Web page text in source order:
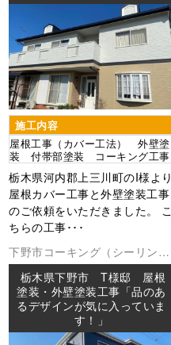
施工内容
屋根工事（カバー工法） 外壁塗
装 付帯部塗装 コーキング工事
栃木県河内郡上三川町のI様より
屋根カバー工事と外壁塗装工事
のご依頼をいただきました。 こ
ちらの工事･･･
下野市コーキング（シーリング
外壁塗装屋根塗装防水工事
栃木県下野市 T様邸 屋根
塗装・外壁塗装工事「品のあ
るデザインが気に入っていま
す！」